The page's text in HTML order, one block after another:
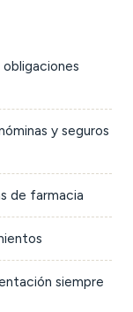
y seguros
de farmacia
siempre